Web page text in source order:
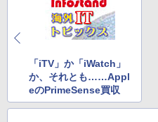
「iTV」か「iWatch」
か、それとも……Appl
eのPrimeSense買収